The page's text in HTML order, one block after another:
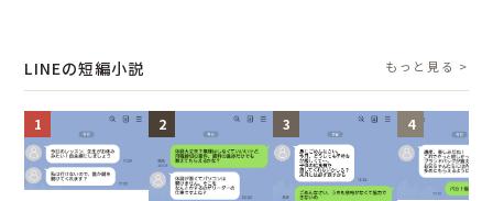
LINEの短編小説 もっと見る >
1 2 3 4